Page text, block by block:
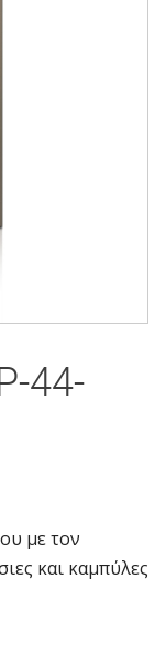
44-
με τον
και καμπύλες